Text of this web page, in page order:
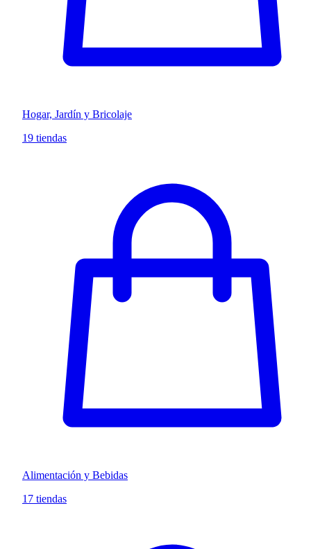
Hogar, Jardín y Bricolaje
19 tiendas
Alimentación y Bebidas
17 tiendas